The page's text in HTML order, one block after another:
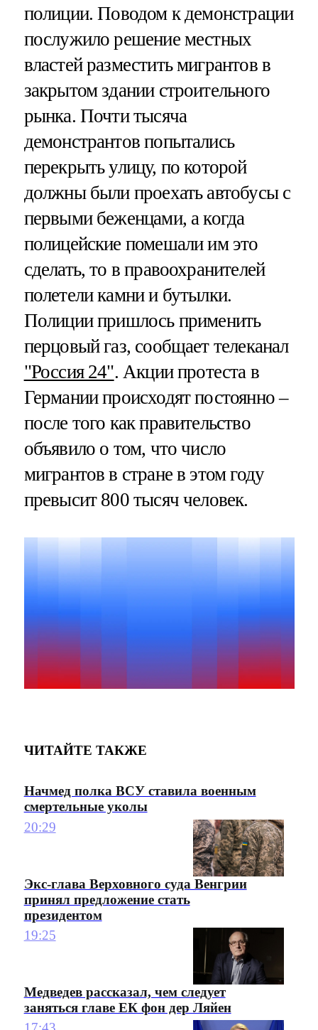
полиции. Поводом к демонстрации
послужило решение местных
властей разместить мигрантов в
закрытом здании строительного
рынка. Почти тысяча
демонстрантов попытались
перекрыть улицу, по которой
должны были проехать автобусы с
первыми беженцами, а когда
полицейские помешали им это
сделать, то в правоохранителей
полетели камни и бутылки.
Полиции пришлось применить
перцовый газ, сообщает телеканал
"Россия 24". Акции протеста в
Германии происходят постоянно –
после того как правительство
объявило о том, что число
мигрантов в стране в этом году
превысит 800 тысяч человек.
ЧИТАЙТЕ ТАКЖЕ
Начмед полка ВСУ ставила военным
смертельные уколы
20:29
Экс-глава Верховного суда Венгрии
принял предложение стать
президентом
19:25
Медведев рассказал, чем следует
заняться главе ЕК фон дер Ляйен